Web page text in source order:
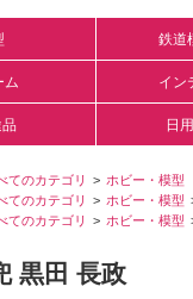
鉄道
ム イン
品 日
てのカテゴリ
ホビー・模型
てのカテゴリ ホビー・模型
てのカテゴリ ホビー・模型
黒田 長政